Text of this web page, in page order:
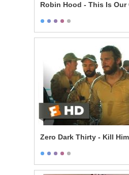
Robin Hood - This Is Our
Zero Dark Thirty - Kill